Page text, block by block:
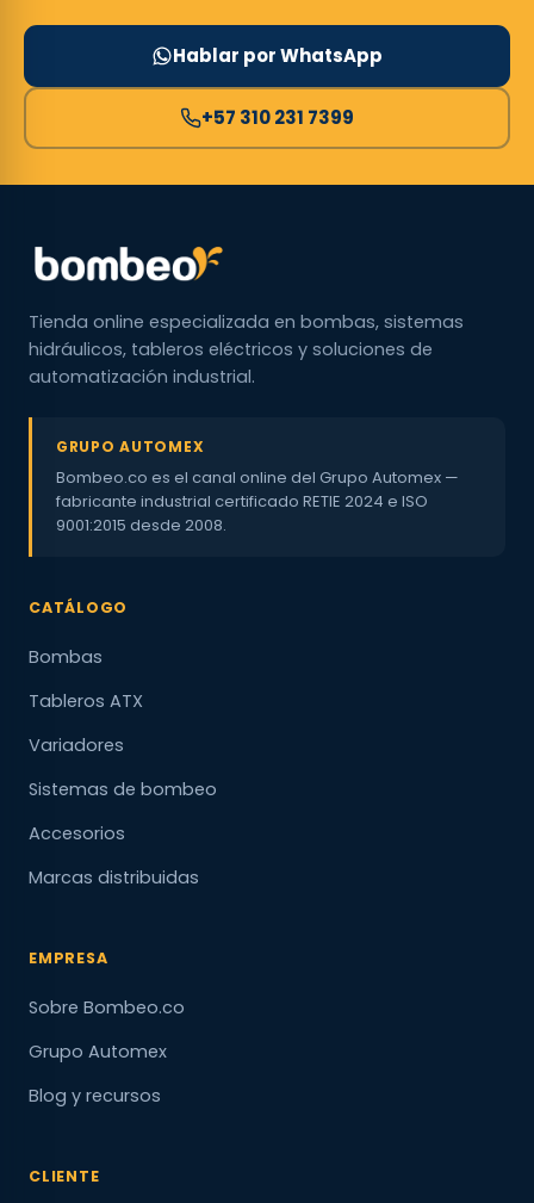
Hablar por WhatsApp
+57 310 231 7399
Tienda online especializada en bombas, sistemas
hidráulicos, tableros eléctricos y soluciones de
automatización industrial.
GRUPO AUTOMEX
Bombeo.co es el canal online del Grupo Automex —
fabricante industrial certificado RETIE 2024 e ISO
9001:2015 desde 2008.
CATÁLOGO
Bombas
Tableros ATX
Variadores
Sistemas de bombeo
Accesorios
Marcas distribuidas
EMPRESA
Sobre Bombeo.co
Grupo Automex
Blog y recursos
CLIENTE